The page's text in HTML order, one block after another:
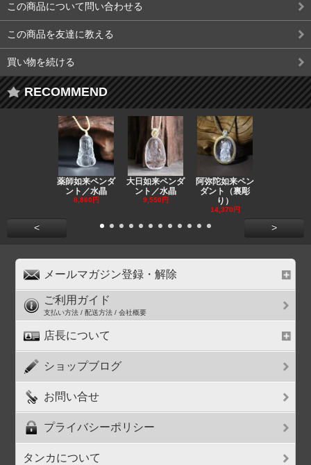
この商品について問い合わせる
この商品を友達に教える
買い物を続ける
RECOMMEND
薬師如来ペンダ
ント／水晶
8,860円
大日如来ペンダ
ント／水晶
9,550円
阿弥陀如来ペン
ダント（裏彫
り）
14,370円
< >
メールマガジン登録・解除
ご利用ガイド
支払い方法 / 配送方法 / 会社概要
店長について
ショップブログ
お問い合せ
プライバシーポリシー
タンカについて